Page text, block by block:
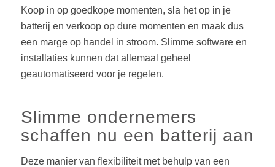
Koop in op goedkope momenten, sla het op in je
batterij en verkoop op dure momenten en maak dus
een marge op handel in stroom. Slimme software en
installaties kunnen dat allemaal geheel
geautomatiseerd voor je regelen.
Slimme ondernemers
schaffen nu een batterij aan
Deze manier van flexibiliteit met behulp van een